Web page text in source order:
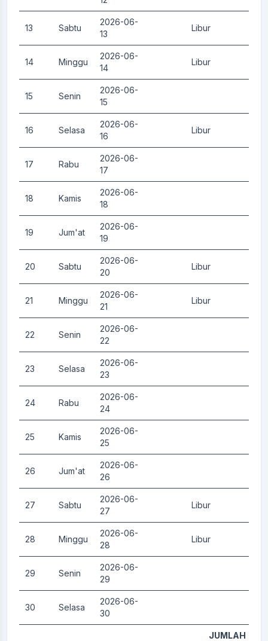
13 Sabtu
2026-06-
13
Libur
14 Minggu
2026-06-
14
Libur
15 Senin
2026-06-
15
16 Selasa
2026-06-
16
Libur
17 Rabu
2026-06-
17
18 Kamis
2026-06-
18
19 Jum'at
2026-06-
19
20 Sabtu
2026-06-
20
Libur
21 Minggu
2026-06-
21
Libur
22 Senin
2026-06-
22
23 Selasa
2026-06-
23
24 Rabu
2026-06-
24
25 Kamis
2026-06-
25
26 Jum'at
2026-06-
26
27 Sabtu
2026-06-
27
Libur
28 Minggu
2026-06-
28
Libur
29 Senin
2026-06-
29
30 Selasa
2026-06-
30
JUMLAH